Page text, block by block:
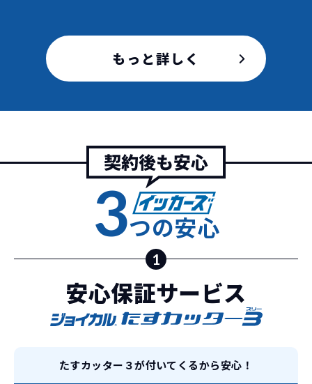
頭金不要で超低価格！憧れのクルマが手軽に乗れ
ます！
高残価設定を実現！
低価格が可能に！
ジョイカルジャパンが今まで培ってきた
日本全国・世界中の流通ネットワークと
ノウハウを集約することでこの「超高残
格設定が可能となりました。
に新車なので故障の心配がありませんし、急なラ
イフスタイルの変化にも対応が可能です。
故障リスクが非常に低い
3年以内の契約なので、故障リスクが非常
に少なくなります。例え故障してもメーカ
契約リスクが 少ない
金など一切不要！一括価格をお支払いいただく
だけでご利用いただけます。
新車購入時の税金や
諸費用などが不要
車を購入する場合、購入時に｢登録時諸費
用｣や「各種税金」は車両本体以外にかか
ります。
これらの費用がコミコミの料金です。
もっと詳しく
3つの安心
1
安心保証サービス
たすカッター３が付いてくるから安心！